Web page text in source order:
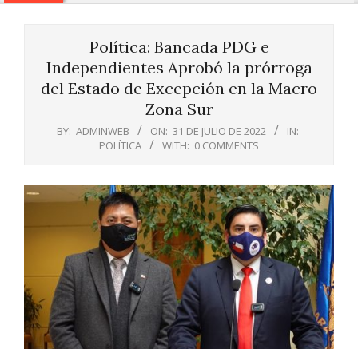
Política: Bancada PDG e
Independientes Aprobó la prórroga
del Estado de Excepción en la Macro
Zona Sur
BY: ADMINWEB ON: 31 DE JULIO DE 2022
IN:
POLÍTICA
WITH: 0 COMMENTS